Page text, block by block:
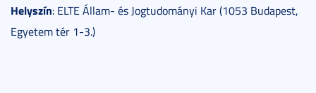
Helyszín: ELTE Állam- és Jogtudományi Kar (1053 Budapest,
Egyetem tér 1-3.)